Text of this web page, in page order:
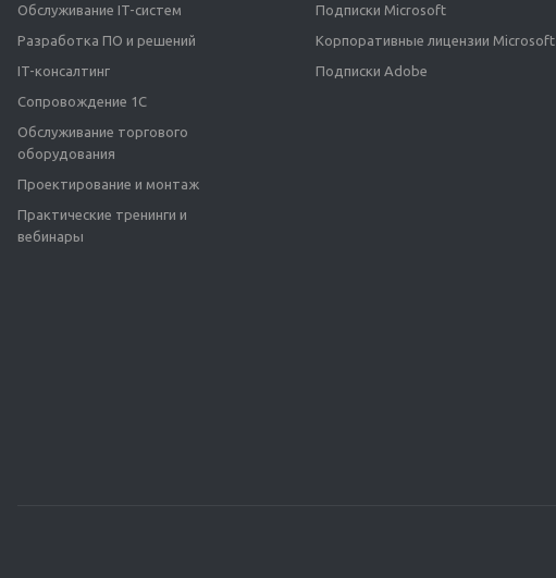
Обслуживание IT-систем
Разработка ПО и решений
IT-консалтинг
Сопровождение 1С
Обслуживание торгового
оборудования
Проектирование и монтаж
Практические тренинги и
вебинары
Подписки Microsoft
Корпоративные лицензии Microsoft
Подписки Adobe